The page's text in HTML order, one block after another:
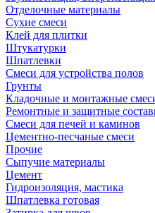
Отделочные материалы
Сухие смеси
Клей для плитки
Штукатурки
Шпатлевки
Смеси для устройства полов
Грунты
Кладочные и монтажные
Ремонтные и защитные
Смеси для печей и каминов
Цементно-песчаные смеси
Прочие
Сыпучие материалы
Цемент
Гидроизоляция, мастика
Шпатлевка готовая